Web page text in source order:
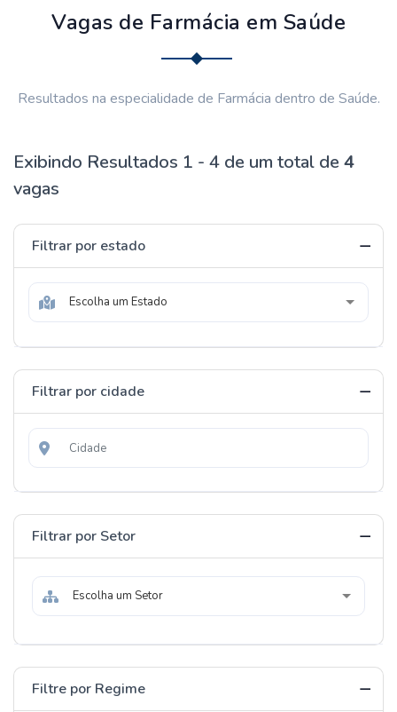
Vagas de Farmácia em Saúde
Resultados na especialidade de Farmácia dentro de Saúde.
Exibindo Resultados 1 - 4 de um total de 4
vagas
Filtrar por estado
Escolha um Estado
Filtrar por cidade
Filtrar por Setor
Escolha um Setor
Filtre por Regime